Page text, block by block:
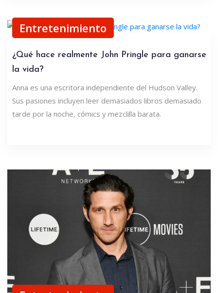
Entretenimiento
¿Qué hace realmente John Pringle para ganarse
la vida?
Anna es una escritora independiente del Hudson Valley.
Sus pasiones incluyen leer demasiados libros demasiado
tarde por la noche, cómics y mezclilla barata.